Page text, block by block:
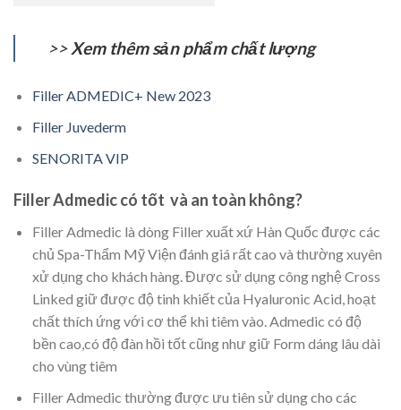
>>Xem thêm sản phẩm chất lượng
Filler ADMEDIC+ New 2023
Filler Juvederm
SENORITA VIP
Filler Admedic có tốt và an toàn không?
Filler Admedic là dòng Filler xuất xứ Hàn Quốc được các
chủ Spa-Thẩm Mỹ Viện đánh giá rất cao và thường xuyên
xử dụng cho khách hàng. Được sử dụng công nghệ Cross
Linked giữ được độ tinh khiết của Hyaluronic Acid, hoạt
chất thích ứng với cơ thể khi tiêm vào. Admedic có độ
bền cao,có độ đàn hồi tốt cũng như giữ Form dáng lâu dài
cho vùng tiêm
Filler Admedic thường được ưu tiên sử dụng cho các